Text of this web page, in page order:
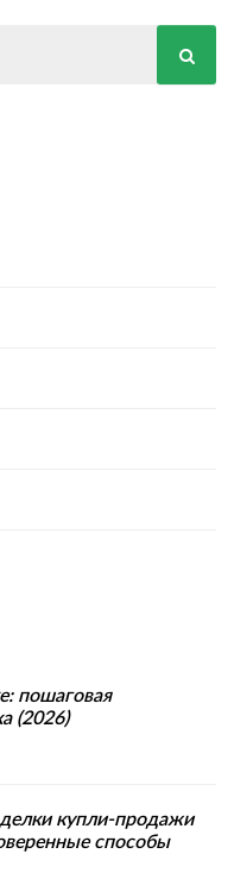
пошаговая
(2026)
купли-продажи
способы